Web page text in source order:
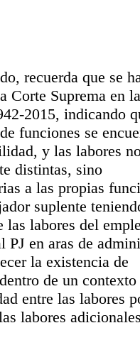
recuerda que se
Corte Suprema en
2015, indicando
funciones se
y las labores
distintas, sino
a las propias
suplente
labores del
PJ en aras de
la existencia de
de un contexto
entre las labores
labores